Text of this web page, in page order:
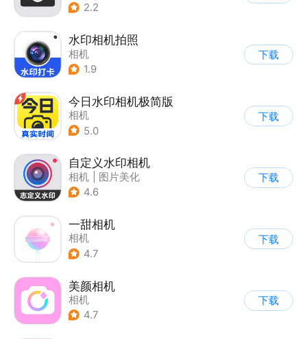
2.2
水印相机拍照
相机
1.9
下载
今日水印相机极简版
相机
5.0
下载
自定义水印相机
相机
图片美化
4.6
下载
一甜相机
相机
4.7
下载
美颜相机
相机
4.7
下载